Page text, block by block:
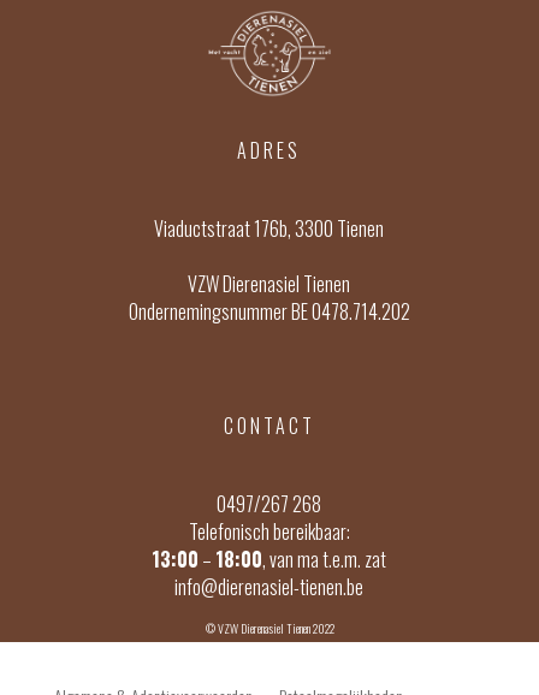
ADRES
Viaductstraat 176b, 3300 Tienen
VZW Dierenasiel Tienen
Ondernemingsnummer BE 0478.714.202
CONTACT
0497/267 268
Telefonisch bereikbaar:
13:00 – 18:00, van ma t.e.m. zat
info@dierenasiel-tienen.be
© VZW Dierenasiel Tienen 2022